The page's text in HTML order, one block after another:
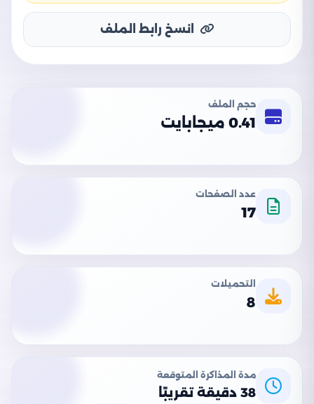
انسخ رابط الملف
حجم الملف
0.41 ميجابايت
عدد الصفحات
17
التحميلات
8
مدة المذاكرة المتوقعة
38 دقيقة تقريبًا